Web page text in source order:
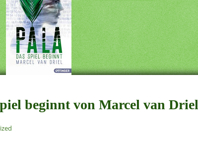
beginnt von Marcel van Driel